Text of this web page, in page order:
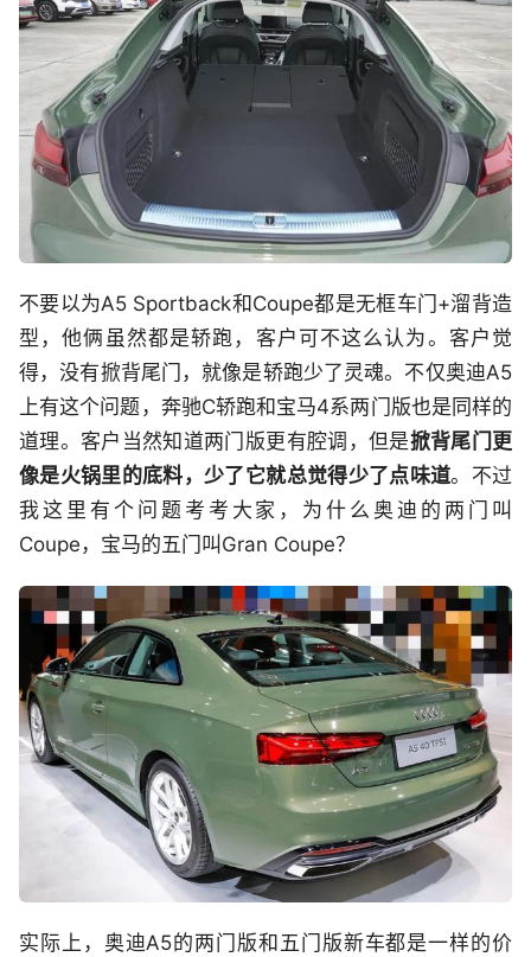
不要以为A5 Sportback和Coupe都是无框车门+溜背造
型，他俩虽然都是轿跑，客户可不这么认为。客户觉
得，没有掀背尾门，就像是轿跑少了灵魂。不仅奥迪A5
上有这个问题，奔驰C轿跑和宝马4系两门版也是同样的
道理。客户当然知道两门版更有腔调，但是掀背尾门更
像是火锅里的底料，少了它就总觉得少了点味道。不过
我这里有个问题考考大家，为什么奥迪的两门叫
Coupe，宝马的五门叫Gran Coupe？
实际上，奥迪A5的两门版和五门版新车都是一样的价